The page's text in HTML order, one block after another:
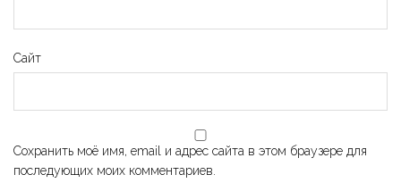
Сайт
Сохранить моё имя, email и адрес сайта в этом браузере для
последующих моих комментариев.